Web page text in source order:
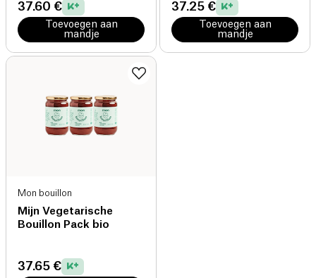
37.60 €
Toevoegen aan
mandje
37.25 €
Toevoegen aan
mandje
Mon bouillon
Mijn Vegetarische
Bouillon Pack bio
37.65 €